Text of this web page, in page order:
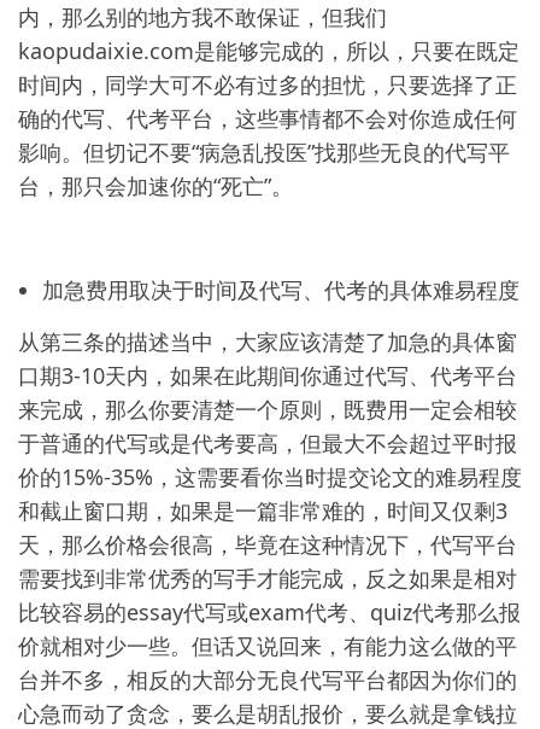
内，那么别的地方我不敢保证，但我们
kaopudaixie.com是能够完成的，所以，只要在既定
时间内，同学大可不必有过多的担忧，只要选择了正
确的代写、代考平台，这些事情都不会对你造成任何
影响。但切记不要“病急乱投医”找那些无良的代写平
台，那只会加速你的“死亡”。
加急费用取决于时间及代写、代考的具体难易程度
从第三条的描述当中，大家应该清楚了加急的具体窗
口期3-10天内，如果在此期间你通过代写、代考平台
来完成，那么你要清楚一个原则，既费用一定会相较
于普通的代写或是代考要高，但最大不会超过平时报
价的15%-35%，这需要看你当时提交论文的难易程度
和截止窗口期，如果是一篇非常难的，时间又仅剩3
天，那么价格会很高，毕竟在这种情况下，代写平台
需要找到非常优秀的写手才能完成，反之如果是相对
比较容易的essay代写或exam代考、quiz代考那么报
价就相对少一些。但话又说回来，有能力这么做的平
台并不多，相反的大部分无良代写平台都因为你们的
心急而动了贪念，要么是胡乱报价，要么就是拿钱拉